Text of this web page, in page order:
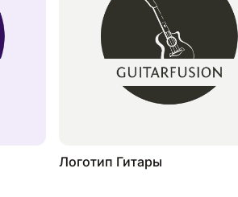
Логотип Гитары